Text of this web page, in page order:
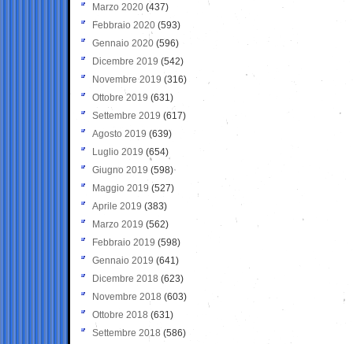
Marzo 2020 (437)
Febbraio 2020 (593)
Gennaio 2020 (596)
Dicembre 2019 (542)
Novembre 2019 (316)
Ottobre 2019 (631)
Settembre 2019 (617)
Agosto 2019 (639)
Luglio 2019 (654)
Giugno 2019 (598)
Maggio 2019 (527)
Aprile 2019 (383)
Marzo 2019 (562)
Febbraio 2019 (598)
Gennaio 2019 (641)
Dicembre 2018 (623)
Novembre 2018 (603)
Ottobre 2018 (631)
Settembre 2018 (586)